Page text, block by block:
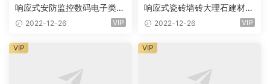
响应式安防监控数码电子类企
业网站eyoucms易优模板(pc
2022-12-26 VIP
响应式瓷砖墙砖大理石建材类
网站eyoucms易优模板(pc+
2022-12-26 VIP
VIP VIP